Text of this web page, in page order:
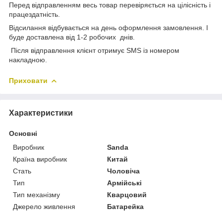
Перед відправленням весь товар перевіряється на цілісність і
працездатність.
Відсилання відбувається на день оформлення замовлення. І
буде доставлена від 1-2 робочих днів.
Після відправлення клієнт отримує SMS із номером
накладною.
Приховати
Характеристики
Основні
Виробник
Sanda
Країна виробник
Китай
Стать
Чоловіча
Тип
Армійські
Тип механізму
Кварцовий
Джерело живлення
Батарейка